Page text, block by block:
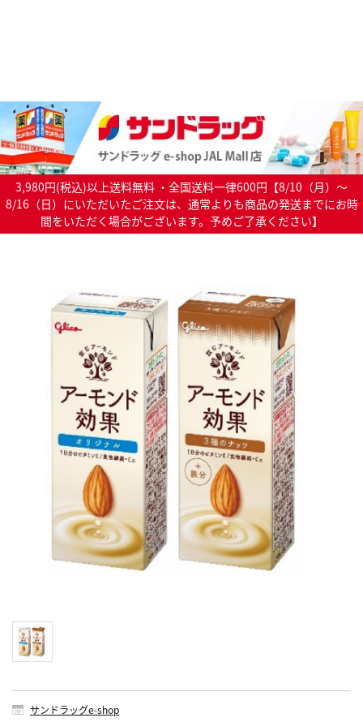
3,980円(税込)以上送料無料 ・全国送料一律600円【8/10（月）～
8/16（日）にいただいたご注文は、通常よりも商品の発送までにお時
間をいただく場合がございます。予めご了承ください】
サンドラッグe-shop